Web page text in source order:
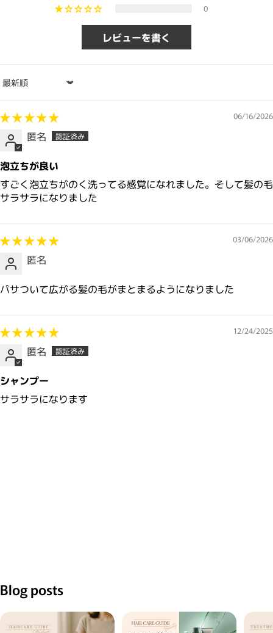
0
レビューを書く
Sort by
06/16/2026
匿名
泡立ちが良い
すごく泡立ちがのく洗ってる感覚になれました。そして髪の毛
サラサラになりました
03/06/2026
匿名
パサついて広がる髪の毛がまとまるようになりました
12/24/2025
匿名
シャンプー
サラサラになります
Blog posts